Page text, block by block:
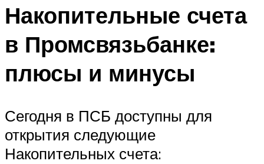
Накопительные счета
в Промсвязьбанке:
плюсы и минусы
Сегодня в ПСБ доступны для
открытия следующие
Накопительных счета: